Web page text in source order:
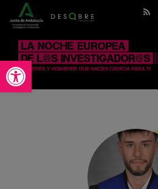
Abrir barra de herramientas